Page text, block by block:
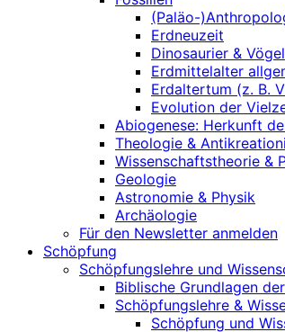
(Paläo-
Erdneuzeit
Dinosaurier & Vögel
Erdmittelalter
Erdaltertum (z. B.
Evolution der
Abiogenese: Herkunft
Theologie &
Wissenschaftstheorie &
Geologie
Astronomie & Physik
Archäologie
Für den Newsletter anmelden
Schöpfung
Schöpfungslehre und
Biblische Grundlagen
Schöpfungslehre &
Schöpfung und